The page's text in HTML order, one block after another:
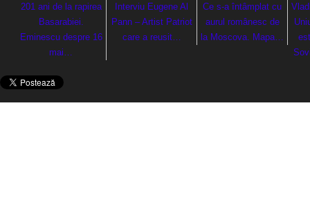
201 ani de la rapirea
Basarabiei.
Eminescu despre 16
mai…
Interviu Eugene Al
Pann – Artist Patriot
care a reusit…
Ce s-a întâmplat cu
aurul românesc de
la Moscova. Mapa…